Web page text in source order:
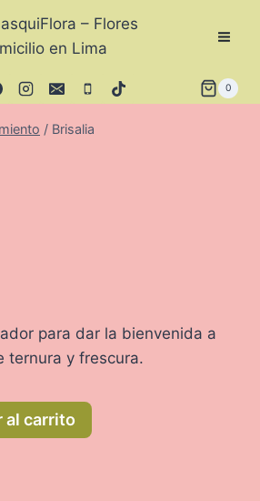
0
/ Brisalia
para dar la bienvenida a
ternura y frescura.
al carrito